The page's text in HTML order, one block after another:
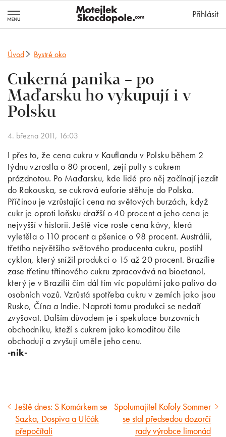
Přihlásit
Úvod Bystré oko
Cukerná panika – po
Maďarsku ho vykupují i v
Polsku
4. března 2011, 16:03
I přes to, že cena cukru v Kauflandu v Polsku během 2
týdnu vzrostla o 80 procent, zejí pulty s cukrem
prázdnotou. Po Maďarsku, kde lidé pro něj začínají jezdit
do Rakouska, se cukrová euforie stěhuje do Polska.
Příčinou je vzrůstající cena na světových burzách, když
cukr je oproti loňsku dražší o 40 procent a jeho cena je
nejvyšší v historii. Ještě více roste cena kávy, která
vyletěla o 110 procent a pšenice o 98 procent. Austrálii,
třetího největšího světového producenta cukru, postihl
cyklon, který snížil produkci o 15 až 20 procent. Brazílie
zase třetinu třtinového cukru zpracovává na bioetanol,
který je v Brazilii čím dál tím víc populární jako palivo do
osobních vozů. Vzrůstá spotřeba cukru v zemích jako jsou
Rusko, Čína a Indie. Naproti tomu produkci se nedaří
zvyšovat. Dalším důvodem je i spekulace burzovních
obchodníku, kteží s cukrem jako komoditou čile
obchodují a zvyšují uměle jeho cenu.
-nik-
Předcházející
článek
Ještě dnes: S Komárkem se
Sazka, Dospiva a Ulčák
přepočítali
Následující
článek
Spolumajitel Kofoly Sommer
se stal předsedou dozorčí
rady výrobce limonád